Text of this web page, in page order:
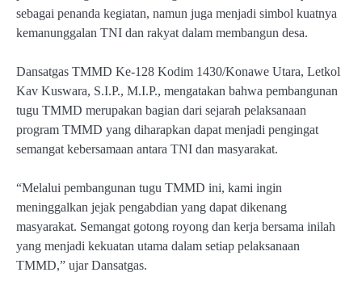
sebagai penanda kegiatan, namun juga menjadi simbol kuatnya
kemanunggalan TNI dan rakyat dalam membangun desa.
Dansatgas TMMD Ke-128 Kodim 1430/Konawe Utara, Letkol
Kav Kuswara, S.I.P., M.I.P., mengatakan bahwa pembangunan
tugu TMMD merupakan bagian dari sejarah pelaksanaan
program TMMD yang diharapkan dapat menjadi pengingat
semangat kebersamaan antara TNI dan masyarakat.
“Melalui pembangunan tugu TMMD ini, kami ingin
meninggalkan jejak pengabdian yang dapat dikenang
masyarakat. Semangat gotong royong dan kerja bersama inilah
yang menjadi kekuatan utama dalam setiap pelaksanaan
TMMD,” ujar Dansatgas.